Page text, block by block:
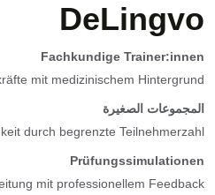
DeLingvo
Fachkundige Trainer:innen
mit medizinischem Hintergrund
المجموعات الصغيرة
durch begrenzte Teilnehmerzahl
Prüfungssimulationen
mit professionellem Feedback